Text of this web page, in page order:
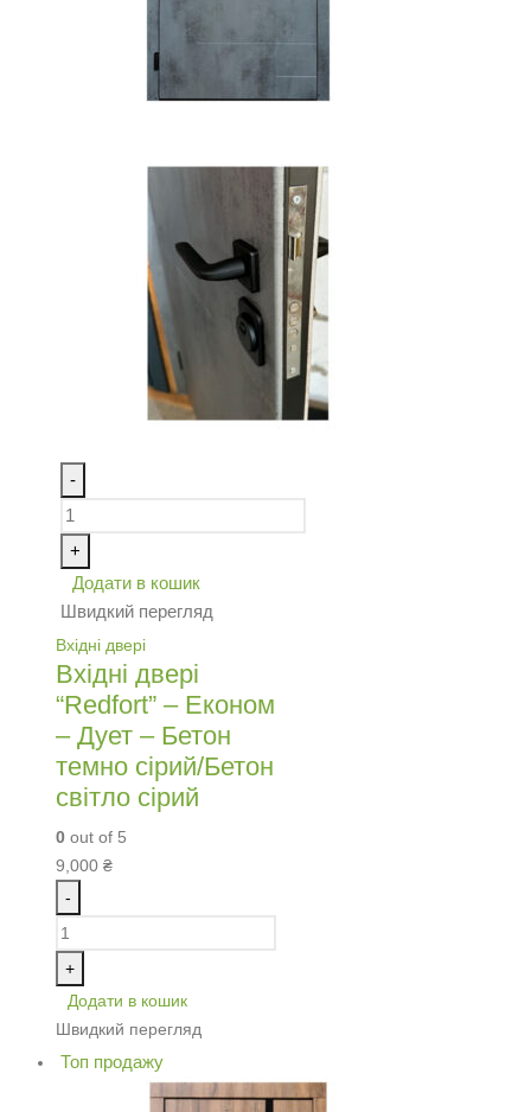
-
+
Додати в кошик
Швидкий перегляд
Вхідні двері
Вхідні двері
“Redfort” – Економ
– Дует – Бетон
темно сірий/Бетон
світло сірий
0 out of 5
9,000 ₴
-
+
Додати в кошик
Швидкий перегляд
Топ продажу